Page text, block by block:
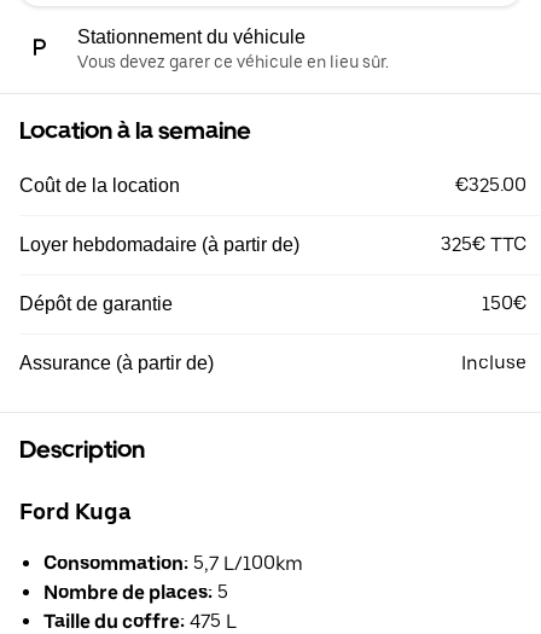
Stationnement du véhicule
Vous devez garer ce véhicule en lieu sûr.
Location à la semaine
Coût de la location €325.00
Loyer hebdomadaire (à partir de) 325€ TTC
Dépôt de garantie 150€
Assurance (à partir de) Incluse
Description
Ford Kuga
Consommation: 5,7 L/100km
Nombre de places: 5
Taille du coffre: 475 L